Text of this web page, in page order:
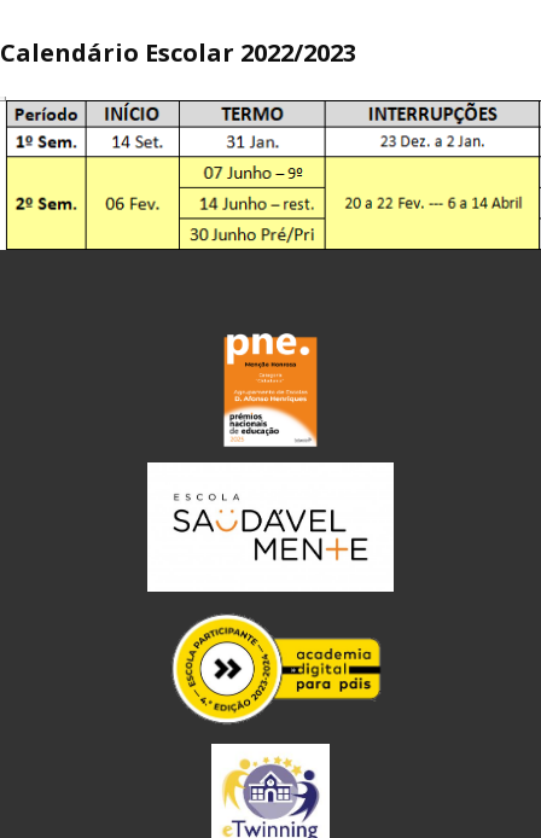
Calendário Escolar 2022/2023